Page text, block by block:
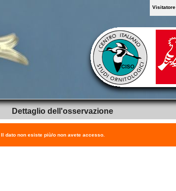
Dettaglio dell'osservazione
Il dato non esiste più/o non avete accesso.